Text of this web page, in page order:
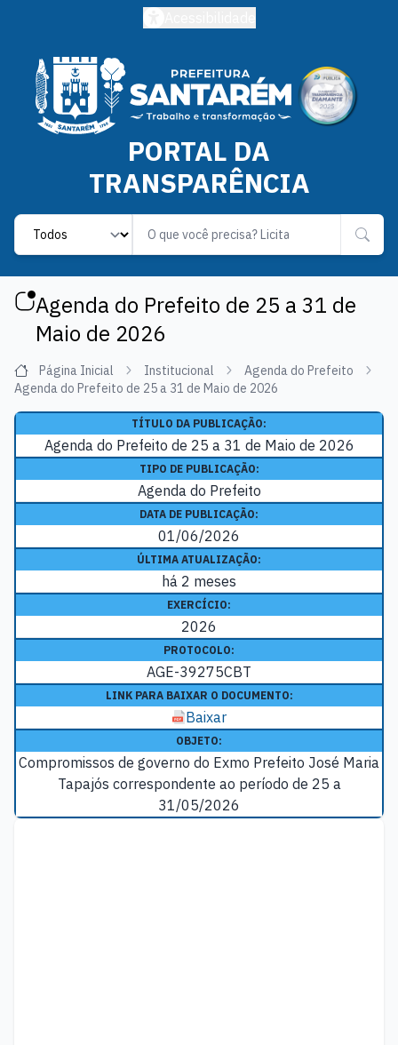
PORTAL DA
TRANSPARÊNCIA
Label
Agenda do Prefeito de 25 a 31 de
Maio de 2026
Página Inicial Institucional
Agenda do Prefeito
Agenda do Prefeito de 25 a 31 de Maio de 2026
TÍTULO DA PUBLICAÇÃO:
Agenda do Prefeito de 25 a 31 de Maio de 2026
TIPO DE PUBLICAÇÃO:
Agenda do Prefeito
DATA DE PUBLICAÇÃO:
01/06/2026
ÚLTIMA ATUALIZAÇÃO:
há 2 meses
EXERCÍCIO:
2026
PROTOCOLO:
AGE-39275CBT
LINK PARA BAIXAR O DOCUMENTO:
Baixar
OBJETO:
Compromissos de governo do Exmo Prefeito José Maria
Tapajós correspondente ao período de 25 a
31/05/2026